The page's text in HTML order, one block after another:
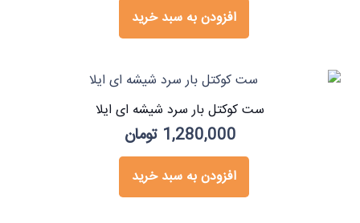
افزودن به سبد خرید
ست کوکتل بار سرد شیشه ای ایلا
1,280,000 تومان
افزودن به سبد خرید